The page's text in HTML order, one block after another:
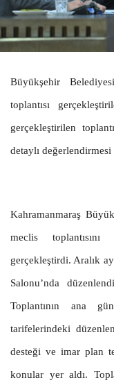
Büyükşehir
toplantısı
gerçekleştirilen
detaylı değerlendirmesi
Kahramanmaraş
meclis
gerçekleştirdi. Aralık
Salonu’nda
Toplantının ana
tarifelerindeki
desteği ve imar plan
konular yer aldı.